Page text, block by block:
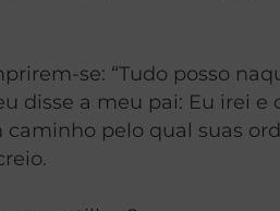
se: “Tudo posso
disse a meu pai: Eu irei
pelo qual suas